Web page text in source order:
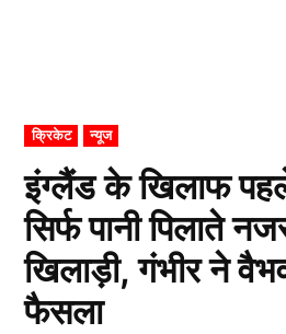
POSTED
IN
क्रिकेट न्यूज
इंग्लैंड के खिलाफ
सिर्फ पानी पिलाते
खिलाड़ी, गंभीर ने
फैसला